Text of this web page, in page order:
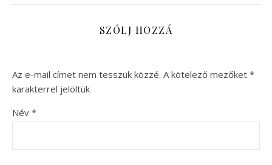
SZÓLJ HOZZÁ
Az e-mail címet nem tesszük közzé. A kötelező mezőket *
karakterrel jelöltük
Név *